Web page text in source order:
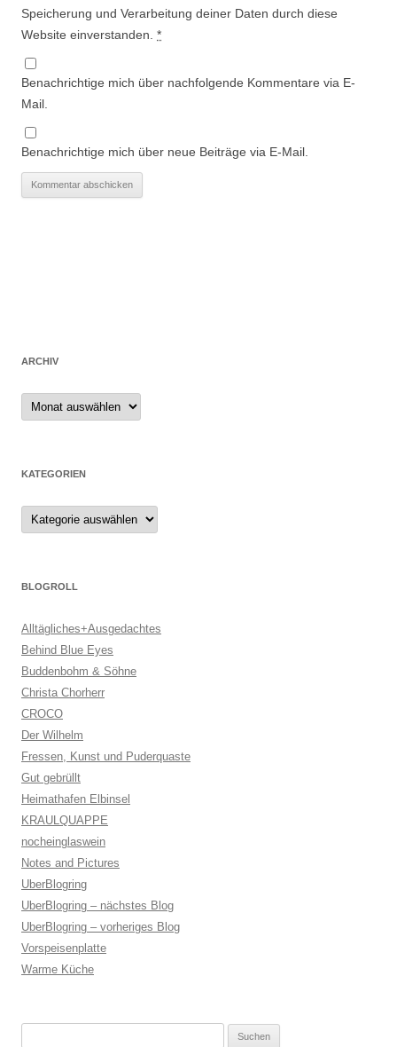
Speicherung und Verarbeitung deiner Daten durch diese
Website einverstanden. *
Benachrichtige mich über nachfolgende Kommentare via E-
Mail.
Benachrichtige mich über neue Beiträge via E-Mail.
ARCHIV
Archiv
KATEGORIEN
Kategorien
BLOGROLL
Alltägliches+Ausgedachtes
Behind Blue Eyes
Buddenbohm & Söhne
Christa Chorherr
CROCO
Der Wilhelm
Fressen, Kunst und Puderquaste
Gut gebrüllt
Heimathafen Elbinsel
KRAULQUAPPE
nocheinglaswein
Notes and Pictures
UberBlogring
UberBlogring – nächstes Blog
UberBlogring – vorheriges Blog
Vorspeisenplatte
Warme Küche